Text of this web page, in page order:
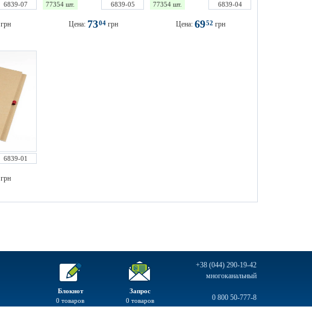
6839-07
грн
77354 шт. 6839-05
Цена: 7304 грн
77354 шт. 6839-04
Цена: 6952 грн
6839-01
грн
+38 (044) 290-19-42
многоканальный
0 800 50-777-8
Запрос
0 товаров
Блокнот
0 товаров